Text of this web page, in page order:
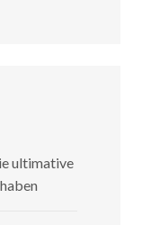
ultimative